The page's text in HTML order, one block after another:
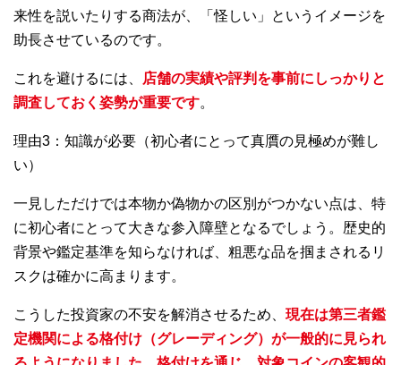
来性を説いたりする商法が、「怪しい」というイメージを
助長させているのです。
これを避けるには、
店舗の実績や評判を事前にしっかりと
調査しておく姿勢が重要です。
理由3：知識が必要（初心者にとって真贋の見極めが難し
い）
一見しただけでは本物か偽物かの区別がつかない点は、特
に初心者にとって大きな参入障壁となるでしょう。歴史的
背景や鑑定基準を知らなければ、粗悪な品を掴まされるリ
スクは確かに高まります。
こうした投資家の不安を解消させるため、 現在は第三者鑑
定機関による格付け（グレーディング）が一般的に見られ